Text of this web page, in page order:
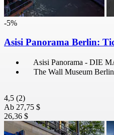
-5%
Asisi Panorama Berlin:
Asisi Panorama - DIE
The Wall Museum
4,5 (2)
Ab 27,75 $
26,36 $